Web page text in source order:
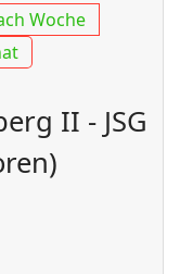
Woche
II - JSG